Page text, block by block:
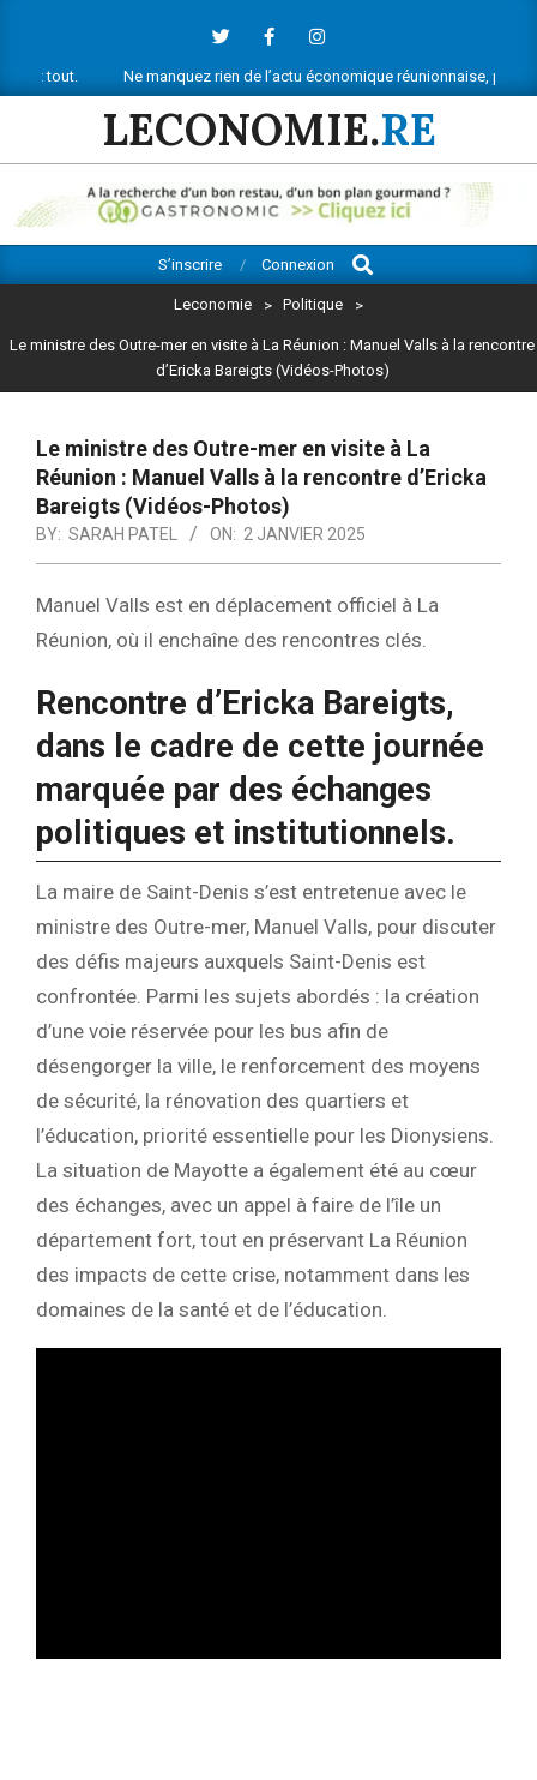
contentNe manquez rien de l’actu économique réunionnaise, push, newsletter,
LECONOMIE.RE
Navigation
S’inscrire Connexion
Search
Leconomie > Politique >
Le ministre des Outre-mer en visite à La Réunion : Manuel Valls à la rencontre
d’Ericka Bareigts (Vidéos-Photos)
Le ministre des Outre-mer en visite à La
Réunion : Manuel Valls à la rencontre d’Ericka
Bareigts (Vidéos-Photos)
BY: SARAH PATEL ON: 2 JANVIER 2025
Manuel Valls est en déplacement officiel à La
Réunion, où il enchaîne des rencontres clés.
Rencontre d’Ericka Bareigts,
dans le cadre de cette journée
marquée par des échanges
politiques et institutionnels.
La maire de Saint-Denis s’est entretenue avec le
ministre des Outre-mer, Manuel Valls, pour discuter
des défis majeurs auxquels Saint-Denis est
confrontée. Parmi les sujets abordés : la création
d’une voie réservée pour les bus afin de
désengorger la ville, le renforcement des moyens
de sécurité, la rénovation des quartiers et
l’éducation, priorité essentielle pour les Dionysiens.
La situation de Mayotte a également été au cœur
des échanges, avec un appel à faire de l’île un
département fort, tout en préservant La Réunion
des impacts de cette crise, notamment dans les
domaines de la santé et de l’éducation.